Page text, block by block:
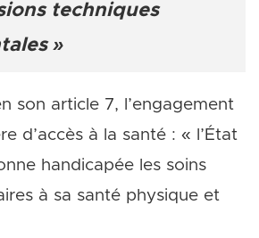
techniques
»
son article 7, l’engagement
d’accès à la santé : « l’État
handicapée les soins
à sa santé physique et